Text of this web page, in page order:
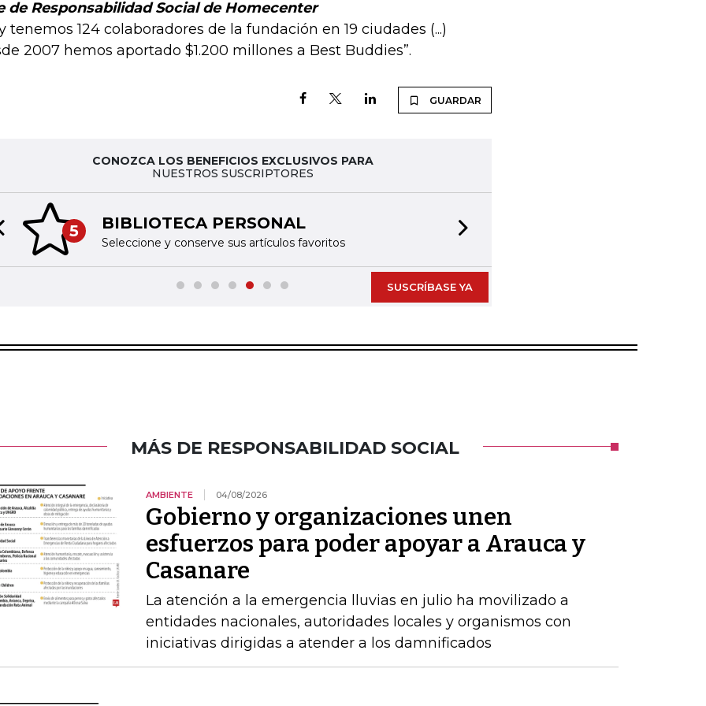
de Responsabilidad Social de Homecenter
tenemos 124 colaboradores de la fundación en 19 ciudades (...)
2007 hemos aportado $1.200 millones a Best Buddies”.
GUARDAR
CONOZCA LOS BENEFICIOS EXCLUSIVOS PARA
NUESTROS SUSCRIPTORES
5 BIBLIOTECA PERSONAL
Seleccione y conserve sus artículos favoritos
slide
SUSCRÍBASE YA
MÁS DE RESPONSABILIDAD SOCIAL
AMBIENTE 04/08/2026
Gobierno y organizaciones unen
esfuerzos para poder apoyar a Arauca y
Casanare
La atención a la emergencia lluvias en julio ha movilizado a
entidades nacionales, autoridades locales y organismos con
iniciativas dirigidas a atender a los damnificados